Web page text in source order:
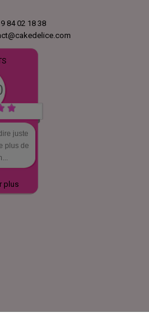
84 02 18 38
juste
plus de
plus